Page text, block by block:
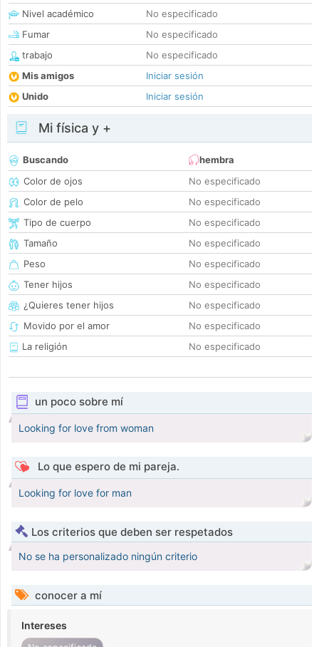
Nivel académico
No especificado
Fumar
No especificado
trabajo
No especificado
Mis amigos
Iniciar sesión
Unido
Iniciar sesión
Mi física y +
Buscando
hembra
Color de ojos
No especificado
Color de pelo
No especificado
Tipo de cuerpo
No especificado
Tamaño
No especificado
Peso
No especificado
Tener hijos
No especificado
¿Quieres tener hijos
No especificado
Movido por el amor
No especificado
La religión
No especificado
un poco sobre mí
Looking for love from woman
Lo que espero de mi pareja.
Looking for love for man
Los criterios que deben ser respetados
No se ha personalizado ningún criterio
conocer a mí
Intereses